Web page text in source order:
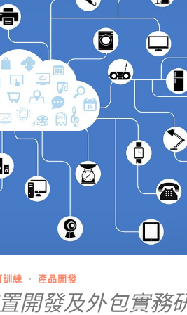
訓練 · 產品開發
開發及外包實務